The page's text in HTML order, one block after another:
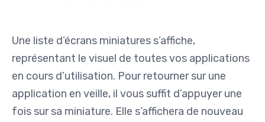
Une liste d’écrans miniatures s’affiche,
représentant le visuel de toutes vos applications
en cours d’utilisation. Pour retourner sur une
application en veille, il vous suffit d’appuyer une
fois sur sa miniature. Elle s’affichera de nouveau